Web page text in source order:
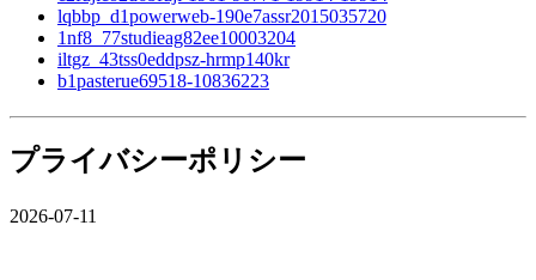
lqbbp_d1powerweb-190e7assr2015035720
1nf8_77studieag82ee10003204
iltgz_43tss0eddpsz-hrmp140kr
b1pasterue69518-10836223
プライバシーポリシー
2026-07-11